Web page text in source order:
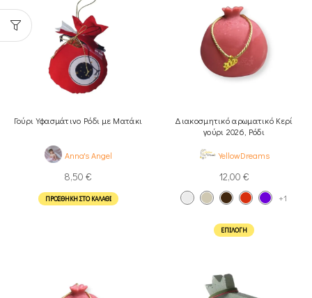
Γούρι Υφασμάτινο Ρόδι με Ματάκι
Anna's Angel
8,50 €
ΠΡΟΣΘΉΚΗ ΣΤΟ ΚΑΛΆΘΙ
Διακοσμητικό αρωματικό Κερί
γούρι 2026, Ρόδι
YellowDreams
12,00 €
+1
ΕΠΙΛΟΓΉ